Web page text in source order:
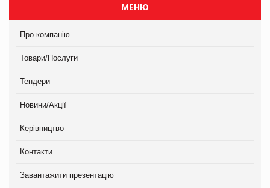
МЕНЮ
Про компанію
Товари/Послуги
Тендери
Новини/Акції
Керівництво
Контакти
Завантажити презентацію